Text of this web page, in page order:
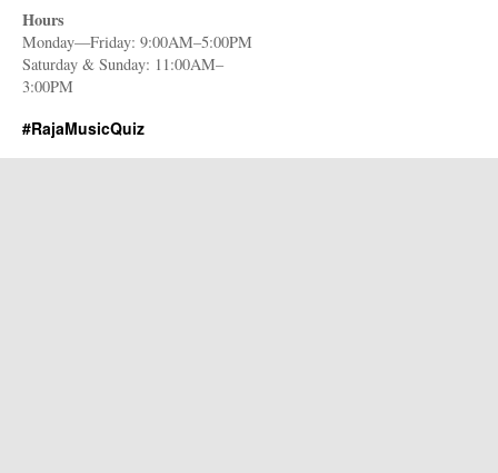
Hours
Monday—Friday: 9:00AM–5:00PM
Saturday & Sunday: 11:00AM–
3:00PM
#RajaMusicQuiz